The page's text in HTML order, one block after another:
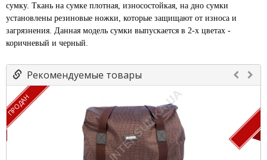
сумку. Ткань на сумке плотная, износостойкая, на дно сумки
установлены резиновые ножки, которые защищают от износа и
загрязнения. Данная модель сумки выпускается в 2-х цветах -
коричневый и черный.
Рекомендуемые товары
ПРОДАН